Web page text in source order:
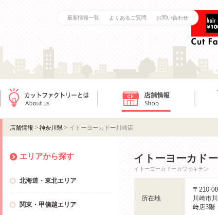
最新情報一覧 よくあるご質問 お問い合わせ
店舗情報 > 神奈川県 > イトーヨーカドー川崎店
エリアから探す
北海道・東北エリア
関東・甲信越エリア
イトーヨーカド
イトーヨーカドーカワサキテン
所在地
〒210-
川崎市
﨑店3階